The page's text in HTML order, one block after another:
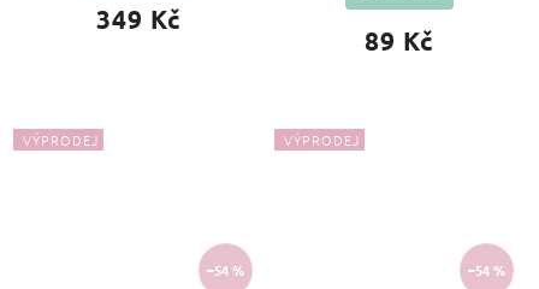
349 Kč
89 Kč
VÝPRODEJ
–54 %
VÝPRODEJ
–54 %